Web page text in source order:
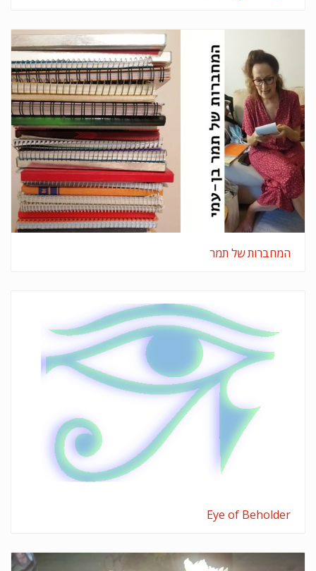
המחברות של תמר
Eye of Beholder